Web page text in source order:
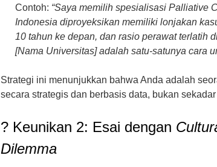
Contoh: “Saya memilih spesialisasi Palliative
Indonesia diproyeksikan memiliki lonjakan
10 tahun ke depan, dan rasio perawat terlatih
[Nama Universitas] adalah satu-satunya cara
Strategi ini menunjukkan bahwa Anda adalah
secara strategis dan berbasis data, bukan
? Keunikan 2: Esai dengan
Dilemma